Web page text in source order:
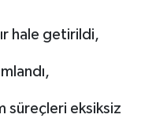
hale getirildi,
süreçleri eksiksiz